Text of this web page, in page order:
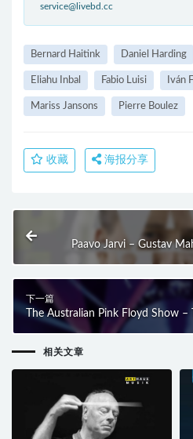
service@livebd.cc
Bernard Haitink Daniel Harding
Eliahu Inbal Fabio Luisi Iván
Mariss Jansons Pierre Boulez
收藏 海报分享
Paavo Jarvi – Gustav
下一篇
The Australian Pink Floyd Show –
BD蓝光原盘 23.2G
相关文章